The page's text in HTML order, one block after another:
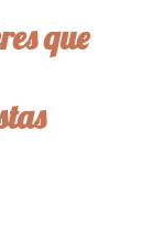
que